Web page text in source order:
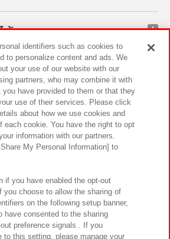
ぶ
ーン
サステナビリティ サイトポリシー
ウェブアクセシビリティ方針と検証結果
ともに
対応方針 よくあるご質問・お問い合わせ
identifiers such as cookies to
to personalize content and ads. We
your use of our website with our
partners, who may combine it with
you have provided to them or that they
use of their services. Please click
about how we use cookies and
each cookie. You have the right to opt
information with our partners.
My Personal Information] to
if you have enabled the opt-out
you choose to allow the sharing of
on the following setup banner,
have consented to the sharing
preference signals . If you
to this setting, please manage your